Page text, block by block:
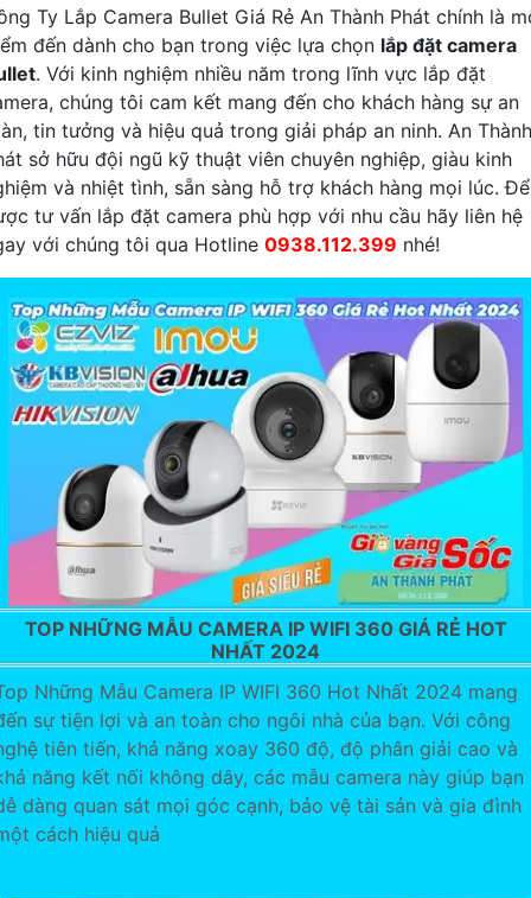
Ty Lắp Camera Bullet Giá Rẻ An Thành Phát chính là
đến dành cho bạn trong việc lựa chọn lắp đặt camera
. Với kinh nghiệm nhiều năm trong lĩnh vực lắp đặt
chúng tôi cam kết mang đến cho khách hàng sự an
tin tưởng và hiệu quả trong giải pháp an ninh. An Thành
sở hữu đội ngũ kỹ thuật viên chuyên nghiệp, giàu kinh
và nhiệt tình, sẵn sàng hỗ trợ khách hàng mọi lúc. Để
tư vấn lắp đặt camera phù hợp với nhu cầu hãy liên hệ
với chúng tôi qua Hotline 0938.112.399 nhé!
TOP NHỮNG MẪU CAMERA IP WIFI 360 GIÁ RẺ HOT
NHẤT 2024
Những Mẫu Camera IP WIFI 360 Hot Nhất 2024 mang
sự tiện lợi và an toàn cho ngôi nhà của bạn. Với công
tiên tiến, khả năng xoay 360 độ, độ phân giải cao và
năng kết nối không dây, các mẫu camera này giúp bạn
dàng quan sát mọi góc cạnh, bảo vệ tài sản và gia đình
cách hiệu quả